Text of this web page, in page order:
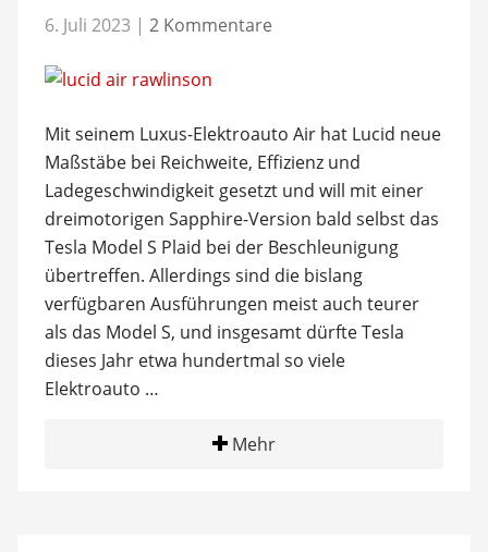
6. Juli 2023 | 2 Kommentare
Mit seinem Luxus-Elektroauto Air hat Lucid neue
Maßstäbe bei Reichweite, Effizienz und
Ladegeschwindigkeit gesetzt und will mit einer
dreimotorigen Sapphire-Version bald selbst das
Tesla Model S Plaid bei der Beschleunigung
übertreffen. Allerdings sind die bislang
verfügbaren Ausführungen meist auch teurer
als das Model S, und insgesamt dürfte Tesla
dieses Jahr etwa hundertmal so viele
Elektroauto …
Mehr